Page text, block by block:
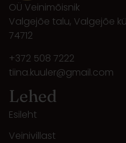
OÜ Veinimõisnik
Valgejõe talu, Valgejõe
74712
+372 508 7222
tiina.kuuler@gmail.com
Lehed
Esileht
Veinivillast